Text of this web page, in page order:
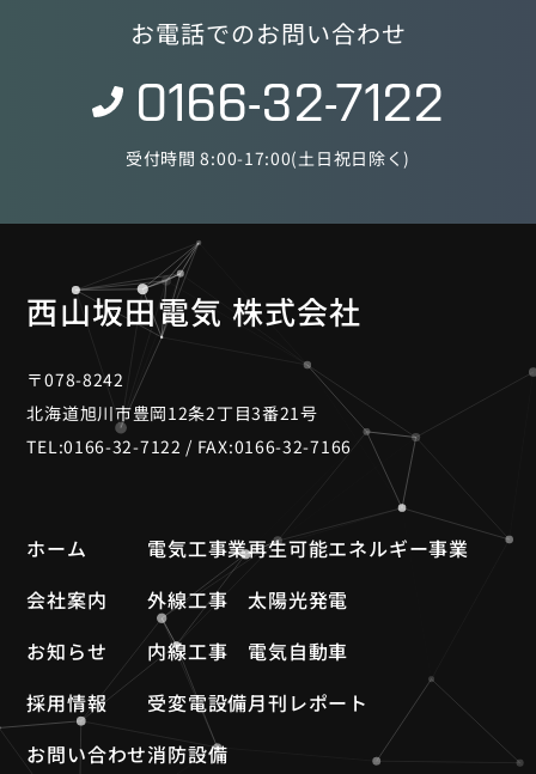
お電話でのお問い合わせ
0166-32-7122
受付時間 8:00-17:00(土日祝日除く)
西山坂田電気 株式会社
〒078-8242
北海道旭川市豊岡12条2丁目3番21号
TEL:0166-32-7122 / FAX:0166-32-7166
ホーム
会社案内
お知らせ
採用情報
お問い合わせ
電気工事業
外線工事
内線工事
受変電設備
消防設備
再生可能エネルギー事業
太陽光発電
電気自動車
月刊レポート